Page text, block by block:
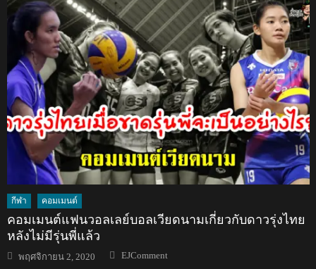
กีฬา คอมเมนต์
คอมเมนต์แฟนวอลเลย์บอลเวียดนามเกี่ยวกับดาวรุ่งไทย
หลังไม่มีรุ่นพี่แล้ว
Posted
on
พฤศจิกายน 2, 2020 Author
EJComment